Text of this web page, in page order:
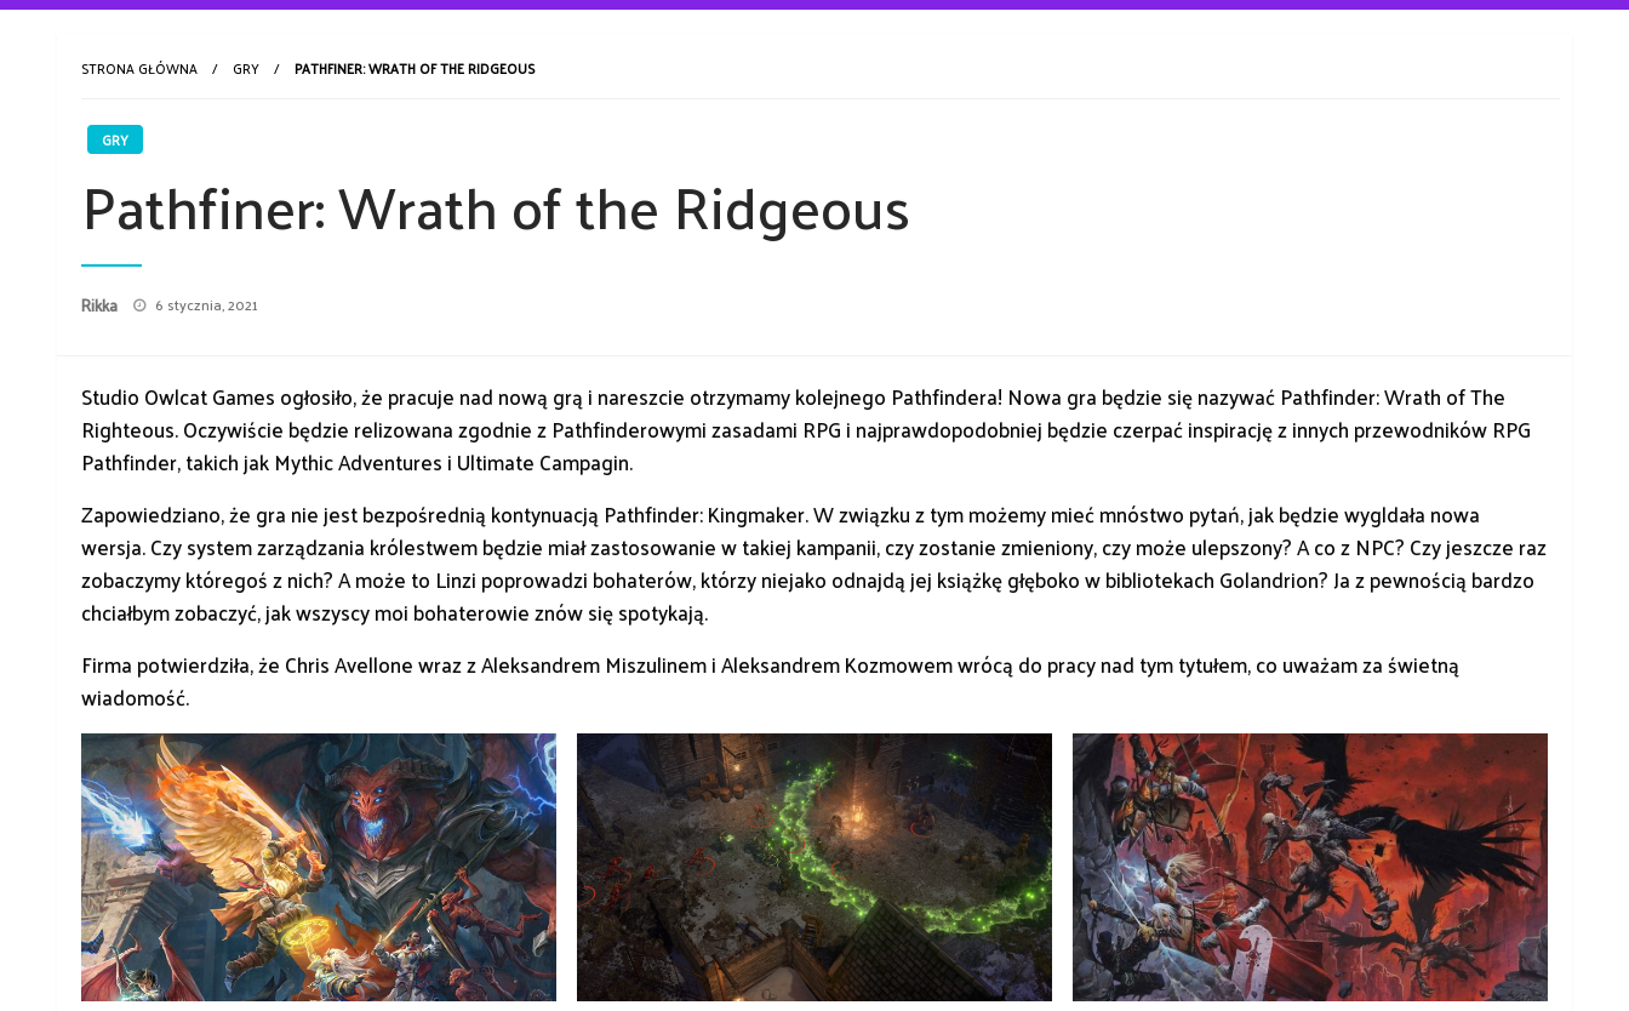
STRONA GŁÓWNA GRY PATHFINER: WRATH OF THE RIDGEOUS
GRY
Pathfiner: Wrath of the Ridgeous
Rikka
Opublikowane
6 stycznia, 2021
Studio Owlcat Games ogłosiło, że pracuje nad nową grą i nareszcie otrzymamy kolejnego Pathfindera! Nowa gra będzie się nazywać Pathfinder: Wrath of The
Righteous. Oczywiście będzie relizowana zgodnie z Pathfinderowymi zasadami RPG i najprawdopodobniej będzie czerpać inspirację z innych przewodników RPG
Pathfinder, takich jak Mythic Adventures i Ultimate Campagin.
Zapowiedziano, że gra nie jest bezpośrednią kontynuacją Pathfinder: Kingmaker. W związku z tym możemy mieć mnóstwo pytań, jak będzie wygldała nowa
wersja. Czy system zarządzania królestwem będzie miał zastosowanie w takiej kampanii, czy zostanie zmieniony, czy może ulepszony? A co z NPC? Czy jeszcze raz
zobaczymy któregoś z nich? A może to Linzi poprowadzi bohaterów, którzy niejako odnajdą jej książkę głęboko w bibliotekach Golandrion? Ja z pewnością bardzo
chciałbym zobaczyć, jak wszyscy moi bohaterowie znów się spotykają.
Firma potwierdziła, że Chris Avellone wraz z Aleksandrem Miszulinem i Aleksandrem Kozmowem wrócą do pracy nad tym tytułem, co uważam za świetną
wiadomość.